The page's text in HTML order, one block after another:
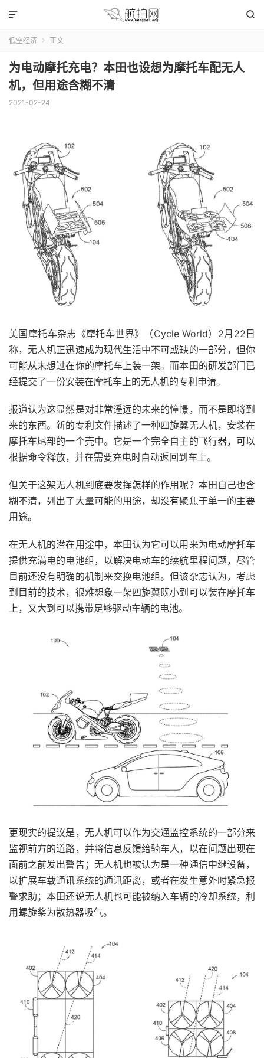


低空经济  正文
为电动摩托充电？本田也设想为摩托车配无人
机，但用途含糊不清
2021-02-24
美国摩托车杂志《摩托车世界》（Cycle World）2月22日
称，无人机正迅速成为现代生活中不可或缺的一部分，但你
可能从未想过在你的摩托车上装一架。而本田的研发部门已
经提交了一份安装在摩托车上的无人机的专利申请。
报道认为这显然是对非常遥远的未来的憧憬，而不是即将到
来的东西。新的专利文件描述了一种四旋翼无人机，安装在
摩托车尾部的一个壳中。它是一个完全自主的飞行器，可以
根据命令释放，并在需要充电时自动返回到车上。
但关于这架无人机到底要发挥怎样的作用呢？本田自己也含
糊不清，列出了大量可能的用途，却没有聚焦于单一的主要
用途。
在无人机的潜在用途中，本田认为它可以用来为电动摩托车
提供充满电的电池组，以解决电动车的续航里程问题，尽管
目前还没有明确的机制来交换电池组。但该杂志认为，考虑
到目前的技术，很难想象一架四旋翼既小到可以装在摩托车
上，又大到可以携带足够驱动车辆的电池。
更现实的提议是，无人机可以作为交通监控系统的一部分来
监视前方的道路，并将信息反馈给骑车人，以在问题出现在
面前之前发出警告；无人机也被认为是一种通信中继设备，
以扩展车载通讯系统的通讯距离，或者在发生意外时紧急报
警求助；本田还说无人机也可能被纳入车辆的冷却系统，利
用螺旋桨为散热器吸气。